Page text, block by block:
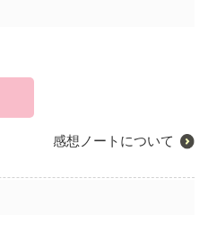
感想ノートについて